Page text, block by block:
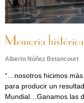
Memoria
Alberto Núñez Betancourt
“…nosotros hicimos
para producir un
Mundial…Ganamos las